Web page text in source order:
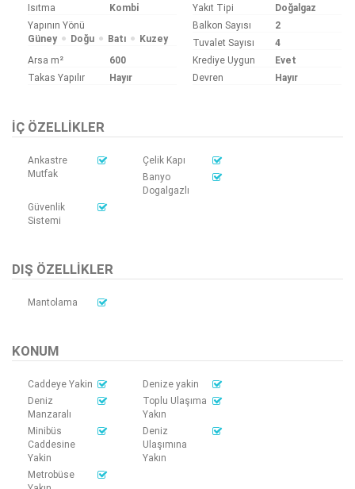
Isıtma
Kombi Yakıt Tipi
Doğalgaz
Yapının Yönü
Güney
Doğu Batı Kuzey
Balkon Sayısı
2
Tuvalet Sayısı
4
Arsa m²
600 Krediye Uygun
Evet
Takas Yapılır
Hayır Devren Hayır
İÇ ÖZELLIKLER
Ankastre
Mutfak
Çelik Kapı
Banyo
Dogalgazlı
Güvenlik
Sistemi
DIŞ ÖZELLIKLER
Mantolama
KONUM
Caddeye Yakin
Denize yakin
Deniz
Manzaralı
Toplu Ulaşıma
Yakın
Minibüs
Caddesine
Yakin
Deniz
Ulaşımına
Yakın
Metrobüse